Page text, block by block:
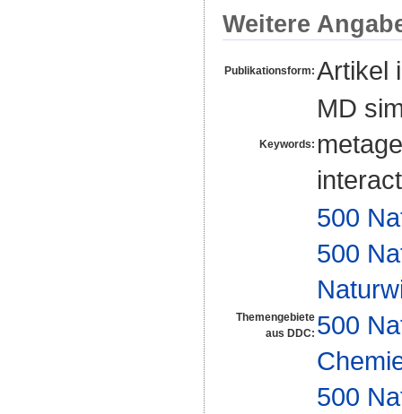
Weitere
Publikationsform: Artikel
Keywords:
MD
Themengebiete
aus DDC:
500
500
500
500